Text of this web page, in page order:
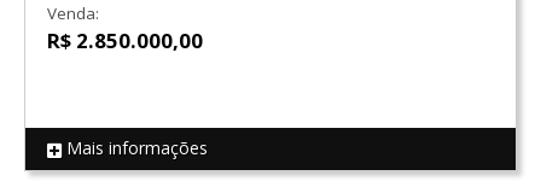
REF 16773
Venda:
R$ 2.850.000,00
Mais informações